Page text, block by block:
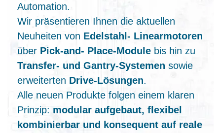
Automation.
Wir präsentieren Ihnen die aktuellen
Neuheiten von Edelstahl‑ Linearmotoren
über Pick‑and‑ Place‑Module bis hin zu
Transfer‑ und Gantry‑Systemen sowie
erweiterten Drive‑Lösungen.
Alle neuen Produkte folgen einem klaren
Prinzip: modular aufgebaut, flexibel
kombinierbar und konsequent auf reale